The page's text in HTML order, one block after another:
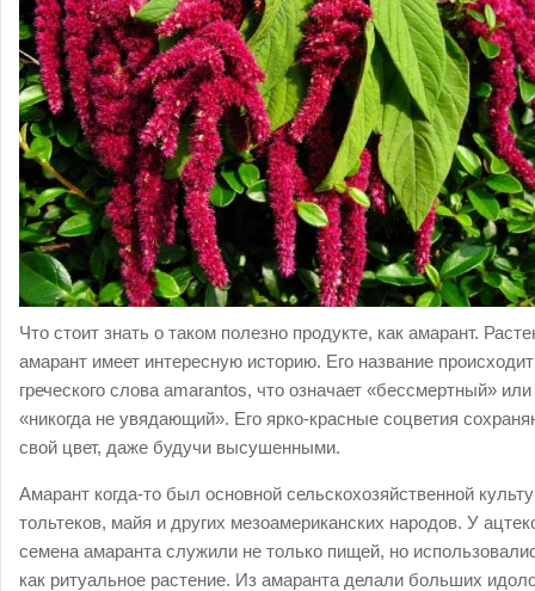
Что стоит знать о таком полезно продукте, как амарант.
амарант имеет интересную историю. Его название
греческого слова amarantos, что означает «бессмертный» или
«никогда не увядающий». Его ярко-красные соцветия
свой цвет, даже будучи высушенными.
Амарант когда-то был основной сельскохозяйственной
тольтеков, майя и других мезоамериканских народов. У
семена амаранта служили не только пищей, но
как ритуальное растение. Из амаранта делали больших